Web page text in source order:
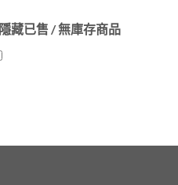
隱藏已售 / 無庫存商品